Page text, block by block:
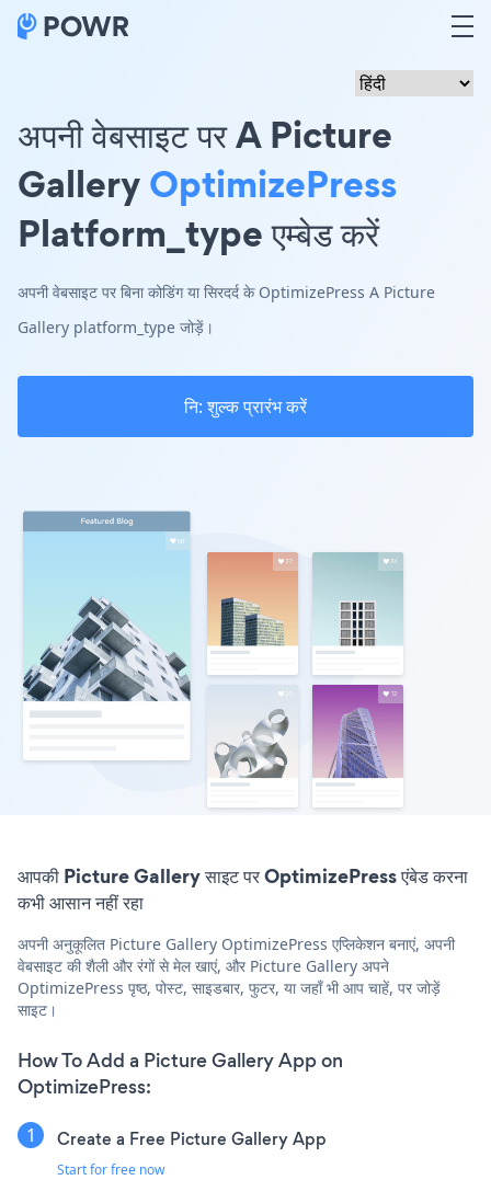
अपनी वेबसाइट पर A Picture
GalleryOptimizePress
Platform_type एम्बेड करें
अपनी वेबसाइट पर बिना कोडिंग या सिरदर्द के OptimizePress A Picture
Gallery platform_type जोड़ें।
नि: शुल्क प्रारंभ करें
आपकी Picture Gallery साइट पर OptimizePress एंबेड करना
कभी आसान नहीं रहा
अपनी अनुकूलित Picture Gallery OptimizePress एप्लिकेशन बनाएं, अपनी
वेबसाइट की शैली और रंगों से मेल खाएं, और Picture Gallery अपने
OptimizePress पृष्ठ, पोस्ट, साइडबार, फुटर, या जहाँ भी आप चाहें, पर जोड़ें
साइट।
How To Add a Picture Gallery App on
OptimizePress:
Create a Free Picture Gallery App
Start for free now